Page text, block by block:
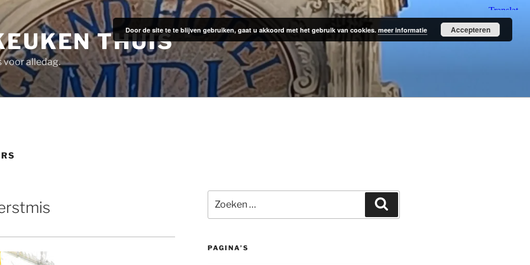
THUIS
voor alledag.
naar:
PAGINA’S
Door de site te te blijven gebruiken, gaat u akkoord met het gebruik van cookies. meer informatie Accepteren